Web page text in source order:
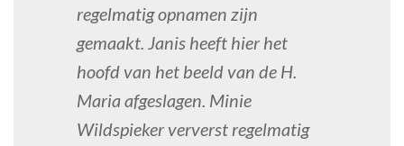
regelmatig opnamen zijn
gemaakt. Janis heeft hier het
hoofd van het beeld van de H.
Maria afgeslagen. Minie
Wildspieker ververst regelmatig